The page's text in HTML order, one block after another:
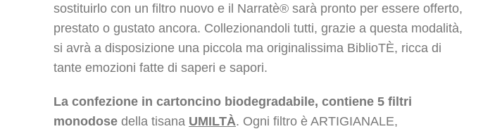
sostituirlo con un filtro nuovo e il Narratè® sarà pronto per essere offerto,
prestato o gustato ancora. Collezionandoli tutti, grazie a questa modalità,
si avrà a disposizione una piccola ma originalissima BiblioTÈ, ricca di
tante emozioni fatte di saperi e sapori.
La confezione in cartoncino biodegradabile, contiene 5 filtri
monodose della tisana UMILTÀ. Ogni filtro è ARTIGIANALE,